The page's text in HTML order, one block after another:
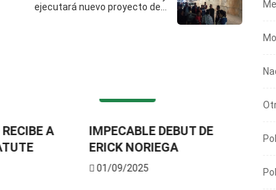
ejecutará nuevo proyecto de…
A
IMPECABLE DEBUT DE
ERICK NORIEGA
01/09/2025